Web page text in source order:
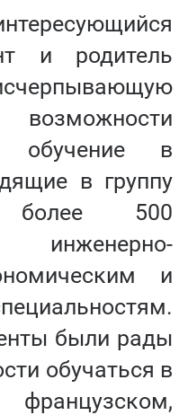
и родитель
обучение в
в группу
500
и
были рады
обучаться в